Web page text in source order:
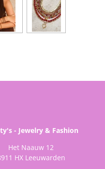
- Jewelry & Fashion
Het Naauw 12
HX Leeuwarden